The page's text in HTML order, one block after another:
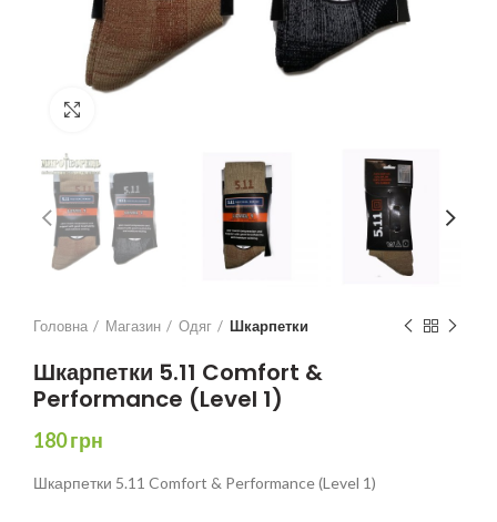
Головна Магазин Одяг Шкарпетки
Шкарпетки 5.11 Comfort &
Performance (Level 1)
180грн
Шкарпетки 5.11 Comfort & Performance (Level 1)